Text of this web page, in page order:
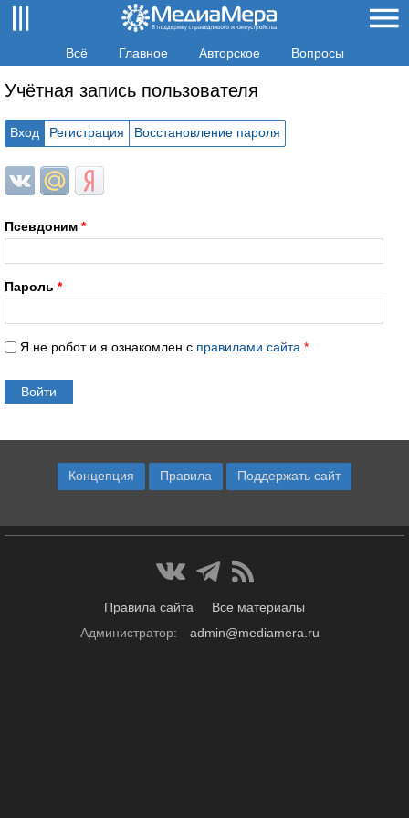
Всё Главное Авторское Вопросы
Учётная запись пользователя
Вход Регистрация Восстановление пароля
Login with ВКонтакте
Login with Mail.ru
Login with Яндекс
Псевдоним *
Пароль *
Я не робот и я ознакомлен с правилами сайта *
Концепция Правила Поддержать сайт
Правила сайта
Все материалы
Администратор:
admin@mediamera.ru